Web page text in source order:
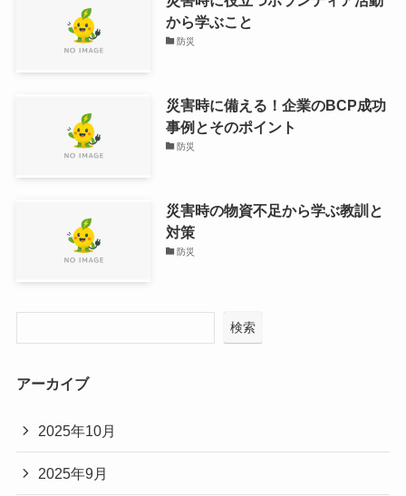
から学ぶこと
防災
災害時に備える！企業のBCP成功
事例とそのポイント
防災
災害時の物資不足から学ぶ教訓と
対策
防災
検索
アーカイブ
2025年10月
2025年9月